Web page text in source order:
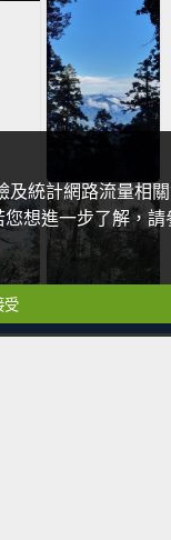
享
統計網路流量相
想進一步了解，
受